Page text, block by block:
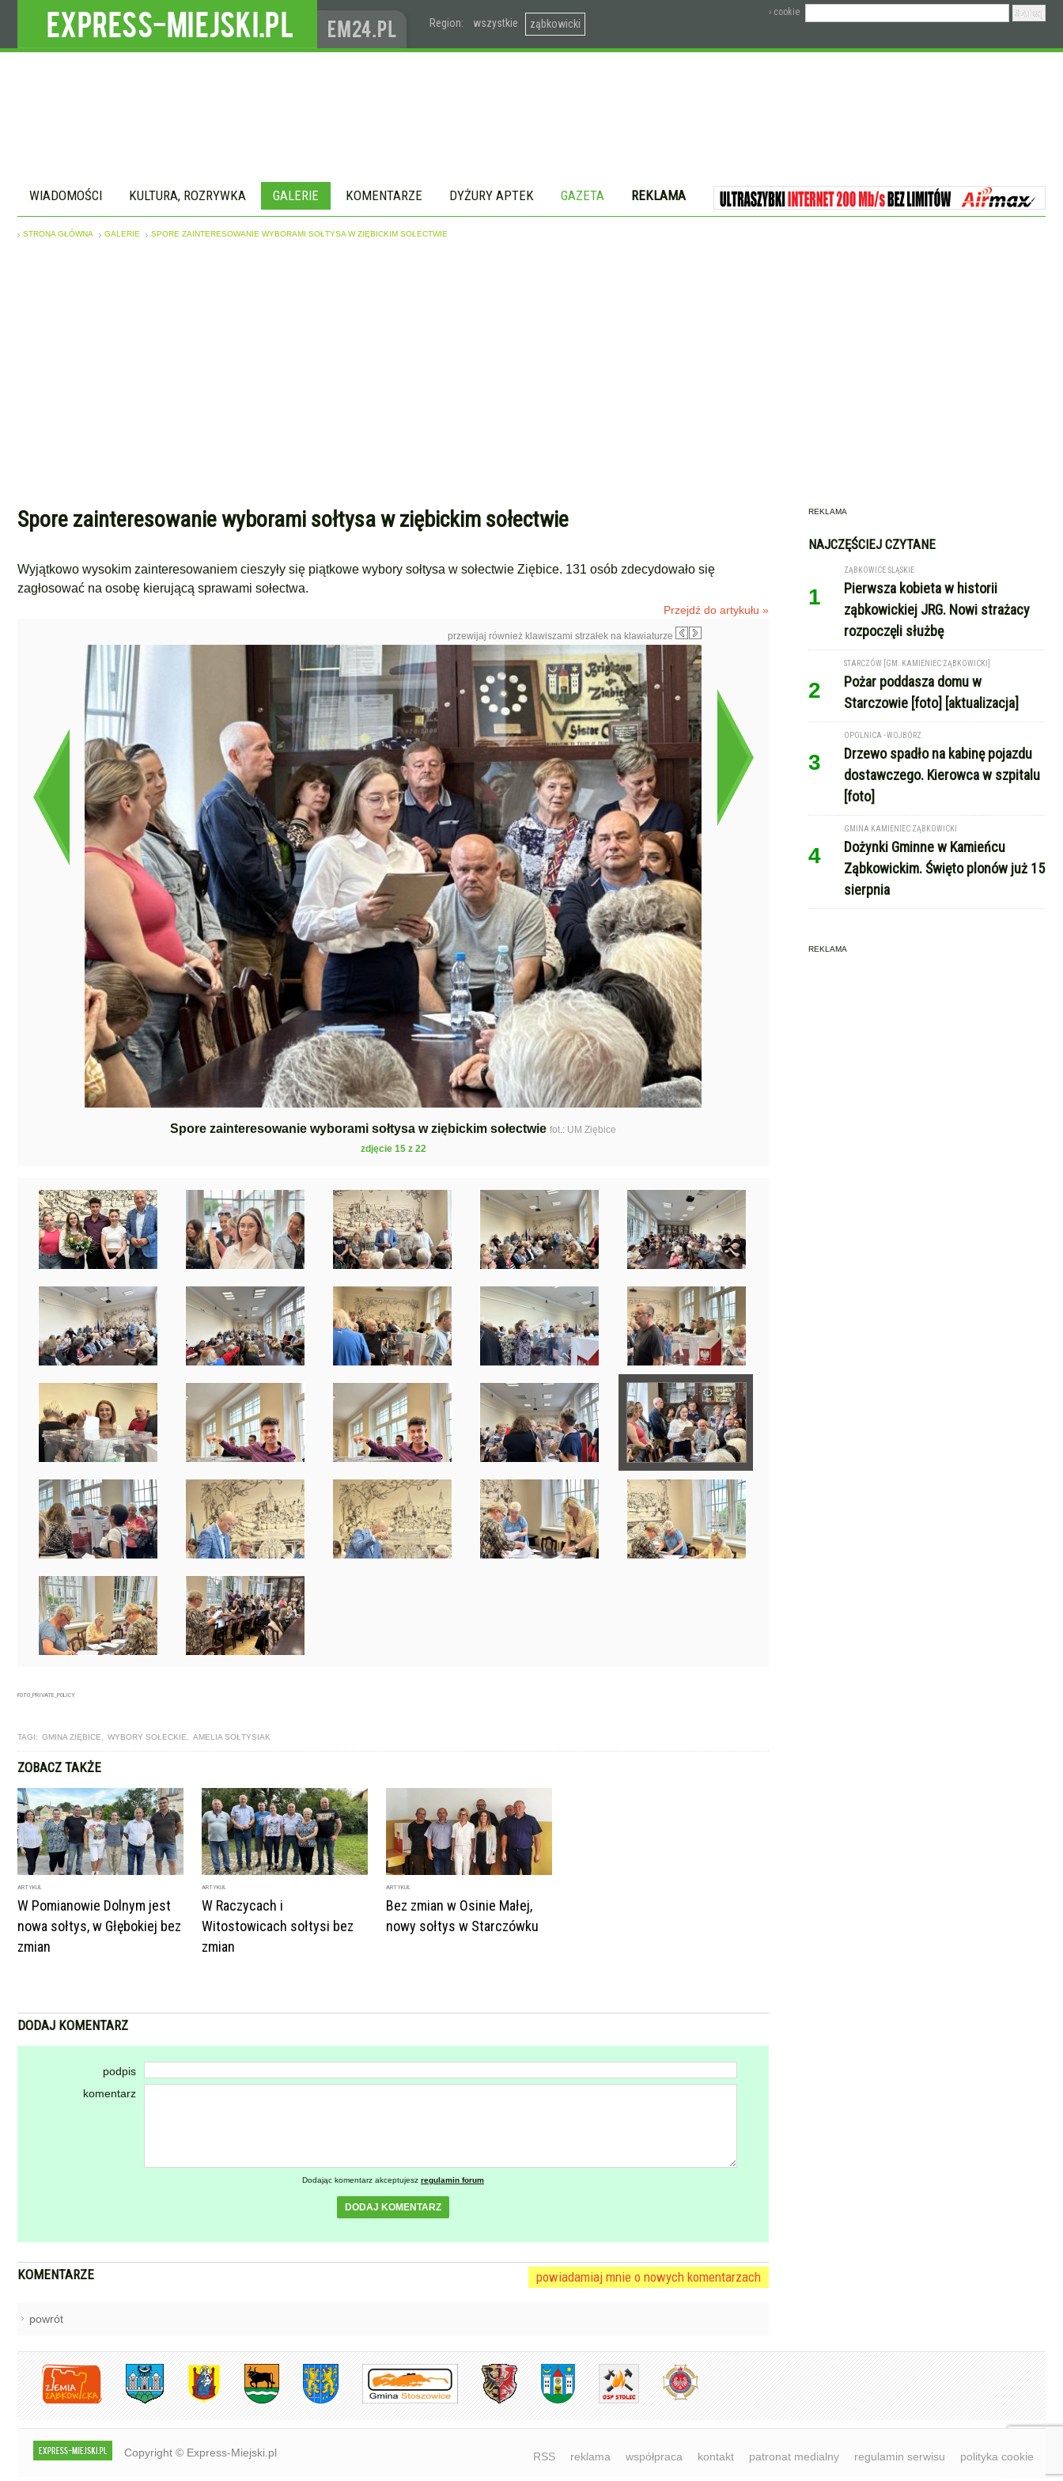
Region: wszystkie ząbkowicki
› cookie
WIADOMOŚCI KULTURA, ROZRYWKA GALERIE KOMENTARZE DYŻURY APTEK GAZETA REKLAMA
STRONA GŁÓWNA GALERIE SPORE ZAINTERESOWANIE WYBORAMI SOŁTYSA W ZIĘBICKIM SOŁECTWIE
Spore zainteresowanie wyborami sołtysa w ziębickim sołectwie
Wyjątkowo wysokim zainteresowaniem cieszyły się piątkowe wybory sołtysa w sołectwie Ziębice. 131 osób zdecydowało się
zagłosować na osobę kierującą sprawami sołectwa.
Przejdź do artykułu »
przewijaj również klawiszami strzałek na klawiaturze
Spore zainteresowanie wyborami sołtysa w ziębickim sołectwie fot.: UM Ziębice
zdjęcie 15 z 22
FOTO_PRIVATE_POLICY
TAGI: GMINA ZIĘBICE WYBORY SOŁECKIE AMELIA SOŁTYSIAK
ZOBACZ TAKŻE
ARTYKUŁ
W Pomianowie Dolnym jest
nowa sołtys, w Głębokiej bez
zmian
ARTYKUŁ
W Raczycach i
Witostowicach sołtysi bez
zmian
ARTYKUŁ
Bez zmian w Osinie Małej,
nowy sołtys w Starczówku
DODAJ KOMENTARZ
podpis
komentarz
Dodając komentarz akceptujesz regulamin forum
DODAJ KOMENTARZ
KOMENTARZE powiadamiaj mnie o nowych komentarzach
powrót
REKLAMA
NAJCZĘŚCIEJ CZYTANE
1
ZĄBKOWICE ŚLĄSKIE
Pierwsza kobieta w historii
ząbkowickiej JRG. Nowi strażacy
rozpoczęli służbę
2
STARCZÓW [GM. KAMIENIEC ZĄBKOWICKI]
Pożar poddasza domu w
Starczowie [foto] [aktualizacja]
3
OPOLNICA - WOJBÓRZ
Drzewo spadło na kabinę pojazdu
dostawczego. Kierowca w szpitalu
[foto]
4
GMINA KAMIENIEC ZĄBKOWICKI
Dożynki Gminne w Kamieńcu
Ząbkowickim. Święto plonów już 15
sierpnia
REKLAMA
Copyright © Express-Miejski.pl RSS reklama współpraca kontakt patronat medialny regulamin serwisu polityka cookie